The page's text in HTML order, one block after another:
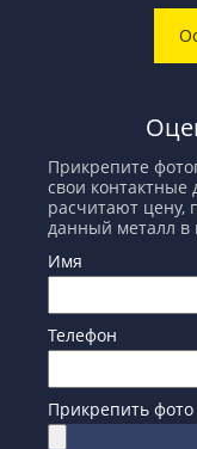
Прикрепите
свои
расчитают цену,
данный металл в
Имя
Телефон
Прикрепить фото